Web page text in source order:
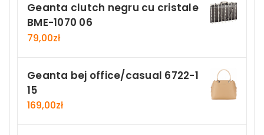
Geanta clutch negru cu cristale
BME-1070 06
79,00zł
Geanta bej office/casual 6722-1
15
169,00zł